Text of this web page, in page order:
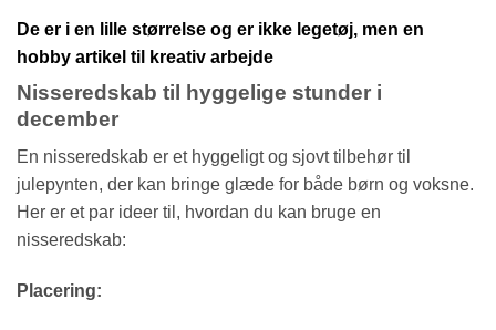
De er i en lille størrelse og er ikke legetøj, men en
hobby artikel til kreativ arbejde
Nisseredskab til hyggelige stunder i
december
En nisseredskab er et hyggeligt og sjovt tilbehør til
julepynten, der kan bringe glæde for både børn og voksne.
Her er et par ideer til, hvordan du kan bruge en
nisseredskab:
Placering: